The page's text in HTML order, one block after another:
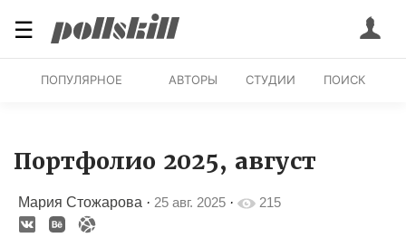
☰
ПОПУЛЯРНОЕ АВТОРЫ СТУДИИ ПОИСК
Портфолио 2025, август
Мария Стожарова · 25 авг. 2025 · 215